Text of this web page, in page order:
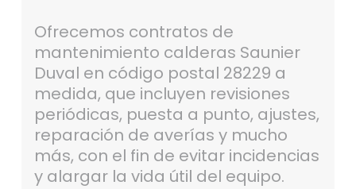
Ofrecemos contratos de
mantenimiento calderas Saunier
Duval en código postal 28229 a
medida, que incluyen revisiones
periódicas, puesta a punto, ajustes,
reparación de averías y mucho
más, con el fin de evitar incidencias
y alargar la vida útil del equipo.